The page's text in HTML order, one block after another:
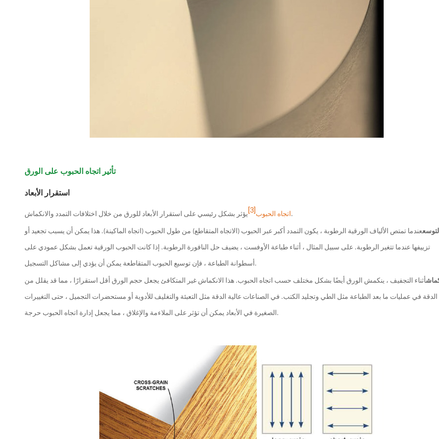
تأثير اتجاه الحبوب على الورق
استقرار الأبعاد
اتجاه الحبوب [3] يؤثر بشكل رئيسي على استقرار الأبعاد للورق من خلال اختلافات التمدد والانكماش.
عندما تمتص الألياف الورقية الرطوبة ، يكون التمدد أكبر عبر الحبوب (الاتجاه المتقاطع) من طول الحبوب (اتجاه الماكينة). هذا يمكن أن يسبب تجعيد أو
تزييفها عندما تتغير الرطوبة. على سبيل المثال ، أثناء طباعة الأوفست ، يضيف حل النافورة الرطوبة. إذا كانت الحبوب الورقية تعمل بشكل عمودي على
أسطوانة الطباعة ، فإن توسيع الحبوب المتقاطعة يمكن أن يؤدي إلى مشاكل التسجيل.
أثناء التجفيف ، ينكمش الورق أيضًا بشكل مختلف حسب اتجاه الحبوب. هذا الانكماش غير المتكافئ يجعل حجم الورق أقل استقرارًا ، مما قد يقلل من
الدقة في عمليات ما بعد الطباعة مثل الطي وتجليد الكتب. في الصناعات عالية الدقة مثل التعبئة والتغليف للأدوية أو مستحضرات التجميل ، حتى التغييرات
الصغيرة في الأبعاد يمكن أن تؤثر على الملاءمة والإغلاق ، مما يجعل إدارة اتجاه الحبوب حرجة.